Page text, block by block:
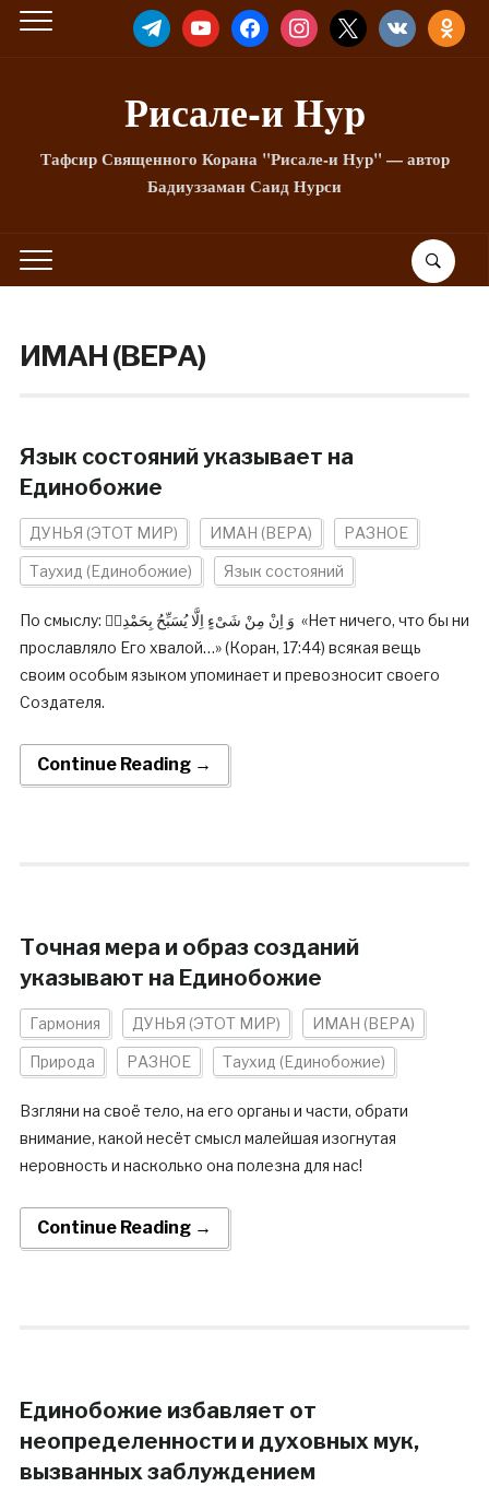
TELEGRAMYOUTUBEFACEBOOKINSTAGRAM
X VKONTAKTE
Рисале-и Hyp
Тафсир Священного Корана "Рисале-и Нур" — автор
Бадиуззаман Саид Нурси
ИМАН (ВЕРА)
Язык состояний указывает на
Единобожие
ДУНЬЯ (ЭТОТ МИР) ИМАН (ВЕРА) РАЗНОЕ
Таухид (Единобожие) Язык состояний
По смыслу: وَ اِنْ مِنْ شَىْءٍ اِلَّا يُسَبِّحُ بِحَمْدِهٖ «Нет ничего, что бы ни
прославляло Его хвалой…» (Коран, 17:44) всякая вещь
своим особым языком упоминает и превозносит своего
Создателя.
Continue Reading →
Точная мера и образ созданий
указывают на Единобожие
Гармония ДУНЬЯ (ЭТОТ МИР) ИМАН (ВЕРА)
Природа РАЗНОЕ Таухид (Единобожие)
Взгляни на своё тело, на его органы и части, обрати
внимание, какой несёт смысл малейшая изогнутая
неровность и насколько она полезна для нас!
Continue Reading →
Единобожие избавляет от
неопределенности и духовных мук,
вызванных заблуждением